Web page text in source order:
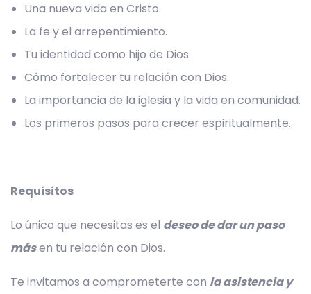
Una nueva vida en Cristo.
La fe y el arrepentimiento.
Tu identidad como hijo de Dios.
Cómo fortalecer tu relación con Dios.
La importancia de la iglesia y la vida en comunidad.
Los primeros pasos para crecer espiritualmente.
Requisitos
Lo único que necesitas es el deseo de dar un paso
másen tu relación con Dios.
Te invitamos a comprometerte con la asistencia y